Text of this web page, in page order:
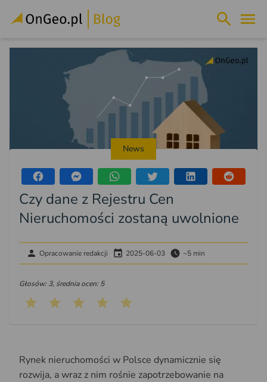
News
Czy dane z Rejestru Cen
Nieruchomości zostaną uwolnione
Opracowanie redakcji 2025-06-03 ~5 min
Głosów: 3, średnia ocen: 5
Rynek nieruchomości w Polsce dynamicznie się
rozwija, a wraz z nim rośnie zapotrzebowanie na